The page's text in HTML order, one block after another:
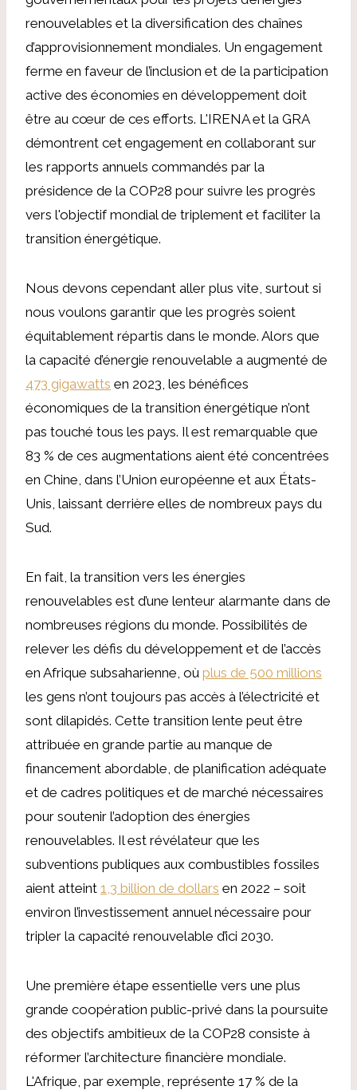
renouvelables et la diversification des chaînes
d’approvisionnement mondiales. Un engagement
ferme en faveur de l’inclusion et de la participation
active des économies en développement doit
être au cœur de ces efforts. L'IRENA et la GRA
démontrent cet engagement en collaborant sur
les rapports annuels commandés par la
présidence de la COP28 pour suivre les progrès
vers l'objectif mondial de triplement et faciliter la
transition énergétique.
Nous devons cependant aller plus vite, surtout si
nous voulons garantir que les progrès soient
équitablement répartis dans le monde. Alors que
la capacité d’énergie renouvelable a augmenté de
473 gigawatts en 2023, les bénéfices
économiques de la transition énergétique n’ont
pas touché tous les pays. Il est remarquable que
83 % de ces augmentations aient été concentrées
en Chine, dans l’Union européenne et aux États-
Unis, laissant derrière elles de nombreux pays du
Sud.
En fait, la transition vers les énergies
renouvelables est d’une lenteur alarmante dans de
nombreuses régions du monde. Possibilités de
relever les défis du développement et de l’accès
en Afrique subsaharienne, où plus de 500 millions
les gens n’ont toujours pas accès à l’électricité et
sont dilapidés. Cette transition lente peut être
attribuée en grande partie au manque de
financement abordable, de planification adéquate
et de cadres politiques et de marché nécessaires
pour soutenir l’adoption des énergies
renouvelables. Il est révélateur que les
subventions publiques aux combustibles fossiles
aient atteint 1,3 billion de dollars en 2022 – soit
environ l’investissement annuel nécessaire pour
tripler la capacité renouvelable d’ici 2030.
Une première étape essentielle vers une plus
grande coopération public-privé dans la poursuite
des objectifs ambitieux de la COP28 consiste à
réformer l’architecture financière mondiale.
L'Afrique, par exemple, représente 17 % de la